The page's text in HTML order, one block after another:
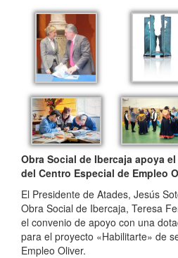
Obra Social de Ibercaja apoya
del Centro Especial de Empleo
El Presidente de Atades, Jesús
Obra Social de Ibercaja, Teresa
el convenio de apoyo con una
para el proyecto «Habilitarte» de
Empleo Oliver.